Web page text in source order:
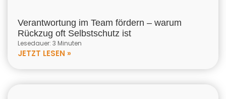
Verantwortung im Team fördern – warum
Rückzug oft Selbstschutz ist
Lesedauer: 3 Minuten
JETZT LESEN »